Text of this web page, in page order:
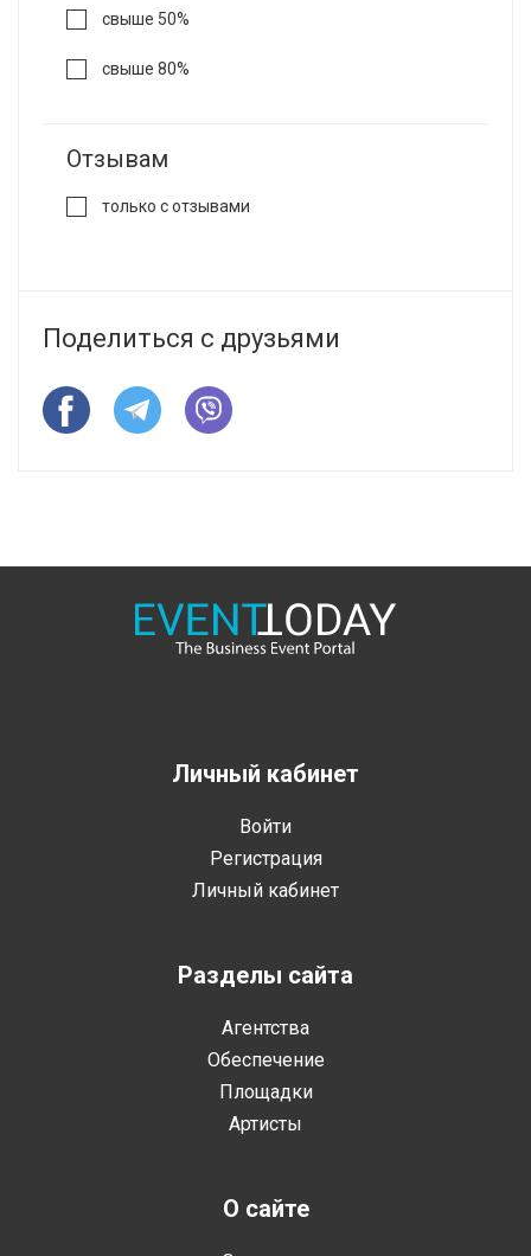
свыше 50%
свыше 80%
Отзывам
только с отзывами
Поделиться с друзьями
Личный кабинет
Войти
Регистрация
Личный кабинет
Разделы сайта
Агентства
Обеспечение
Площадки
Артисты
О сайте